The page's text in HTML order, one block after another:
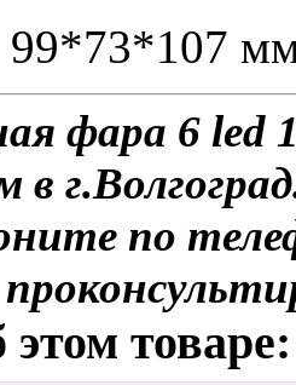
99*73*107
фара 6 led
в
по
товаре: